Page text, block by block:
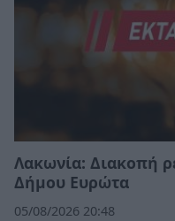
Λακωνία: Διακοπή
Δήμου Ευρώτα
05/08/2026 20:48